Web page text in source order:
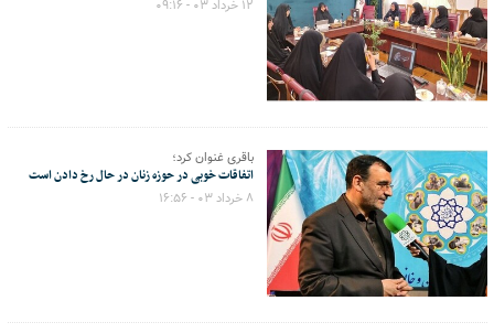
۱۲ خرداد ۰۳ - ۰۹:۱۶
باقری غنوان کرد؛
اتفاقات خوبی در حوزه زنان در حال رخ دادن است
۸ خرداد ۰۳ - ۱۶:۵۶